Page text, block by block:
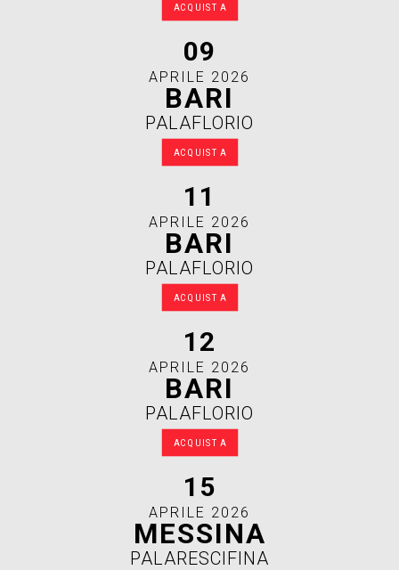
ACQUISTA
09
APRILE 2026
BARI
PALAFLORIO
ACQUISTA
11
APRILE 2026
BARI
PALAFLORIO
ACQUISTA
12
APRILE 2026
BARI
PALAFLORIO
ACQUISTA
15
APRILE 2026
MESSINA
PALARESCIFINA